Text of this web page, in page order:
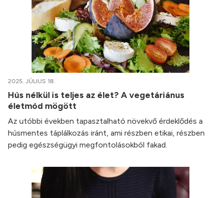
2025. JÚLIUS 18.
Hús nélkül is teljes az élet? A vegetáriánus
életmód mögött
Az utóbbi években tapasztalható növekvő érdeklődés a
húsmentes táplálkozás iránt, ami részben etikai, részben
pedig egészségügyi megfontolásokból fakad.